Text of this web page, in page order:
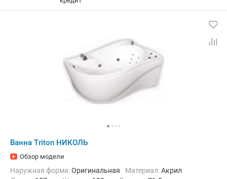
Ванна Triton НИКОЛЬ
Обзор модели
Наружная форма:Оригинальная Материал:Акрил